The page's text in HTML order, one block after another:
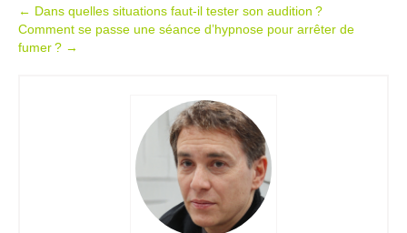
Post
navigation
← Dans quelles situations faut-il tester son audition ?
Comment se passe une séance d’hypnose pour arrêter de
fumer ? →